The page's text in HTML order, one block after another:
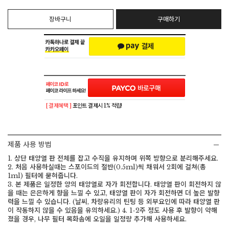
장바구니 구매하기
[ 결제혜택 ] 포인트 결제시 1% 적립!
제품 사용 방법
1. 상단 태양열 판 전체를 잡고 수직을 유지하며 위쪽 방향으로 분리해주세요.
2. 처음 사용하실때는 스포이드의 절반(0.5ml)씩 채워서 2회에 걸쳐(총
1ml) 필터에 묻혀줍니다.
3. 본 제품은 일정한 양의 태양열로 자가 회전합니다. 태양열 판이 회전하지 않
을 때는 은은하게 향을 느낄 수 있고, 태양열 판이 자가 회전하면 더 높은 발향
력을 느낄 수 있습니다. (날씨, 차량유리의 틴팅 등 외부요인에 따라 태양열 판
이 작동하지 않을 수 있음을 유의하세요.) 4. 1-2주 정도 사용 후 발향이 약해
졌을 경우, 나무 필터 목화솜에 오일을 일정량 추가해 사용하세요.